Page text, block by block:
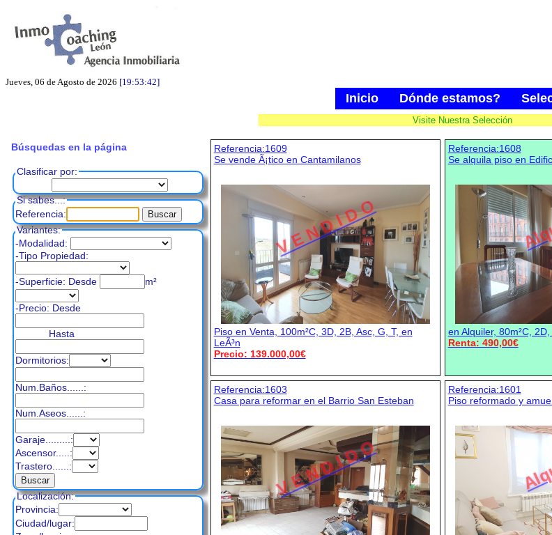
Jueves, 06 de Agosto de 2026 [19:53:43]
Inicio Dónde estamos?
Búsquedas en la página
Clasificar por:
Si sabes...:
Referencia:
Variantes:
-Modalidad:
-Tipo Propiedad:
-Superficie: Desde m²
-Precio: Desde
Hasta
Dormitorios:
Num.Baños......:
Num.Aseos......:
Garaje.........:
Ascensor.....:
Trastero......:
Localización:
Provincia:
Ciudad/lugar:
Visite Nuestra Selección
Referencia:1609
Se vende Ã¡tico en Cantamilanos
V E N D I D O
Piso en Venta, 100m²C, 3D, 2B, Asc, G, T, en
LeÃ³n
Precio: 139.000,00€
Referencia:1608
Se alquila piso en
en Alquiler, 80m²C,
Renta: 490,00€
Referencia:1603
Casa para reformar en el Barrio San Esteban
V E N D I D O
Referencia:1601
Piso reformado y